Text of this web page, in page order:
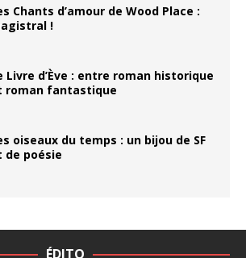
Chants d’amour de Wood Place :
!
Livre d’Ève : entre roman historique
roman fantastique
oiseaux du temps : un bijou de SF
de poésie
ÉDITO